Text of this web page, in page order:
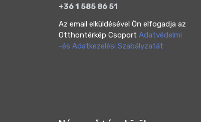
+36 1 585 86 51
Az email elküldésével Ön elfogadja az
Otthontérkép Csoport Adatvédelmi
-és Adatkezelési Szabályzatát